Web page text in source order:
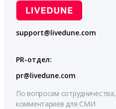
support@livedune.com
PR-отдел:
pr@livedune.com
По вопросам сотрудничества,
комментариев для СМИ